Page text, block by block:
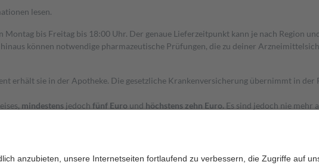
lesen.
bis Freitag bis 18:00 Uhr. Der genaue Lieferzeitpunkt kann je nach Region
können notwendige pharmazeutische Prüfungen, die zu deiner
erhält sie in der Apotheke. Die gesetzliche Krankenversicherung übernimmt in der
mindestens jedoch fünf Euro und höchstens zehn Euro. Es sind jedoch nie mehr
Stellung der Familie zu unterstützen, fallenkeine Zuzahlungen an bei: